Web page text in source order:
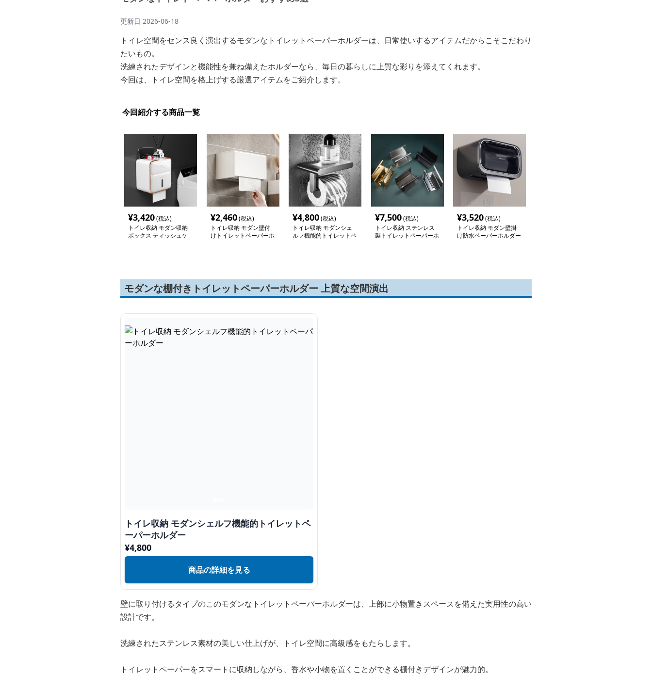
更新日 2026-06-18
トイレ空間をセンス良く演出するモダンなトイレットペーパーホルダーは、日常使いするアイテムだからこそこだわり
たいもの。
洗練されたデザインと機能性を兼ね備えたホルダーなら、毎日の暮らしに上質な彩りを添えてくれます。
今回は、トイレ空間を格上げする厳選アイテムをご紹介します。
今回紹介する商品一覧
¥3,420(税込)
トイレ収納 モダン収納
ボックス ティッシュケ
¥2,460(税込)
トイレ収納 モダン壁付
けトイレットペーパーホ
¥4,800(税込)
トイレ収納 モダンシェ
ルフ機能的トイレットペ
¥7,500(税込)
トイレ収納 ステンレス
製トイレットペーパーホ
¥3,520(税込)
トイレ収納 モダン壁掛
け防水ペーパーホルダー
モダンな棚付きトイレットペーパーホルダー 上質な空間演出
トイレ収納 モダンシェルフ機能的トイレットペ
ーパーホルダー
¥4,800
商品の詳細を見る
壁に取り付けるタイプのこのモダンなトイレットペーパーホルダーは、上部に小物置きスペースを備えた実用性の高い
設計です。
洗練されたステンレス素材の美しい仕上げが、トイレ空間に高級感をもたらします。
トイレットペーパーをスマートに収納しながら、香水や小物を置くことができる棚付きデザインが魅力的。